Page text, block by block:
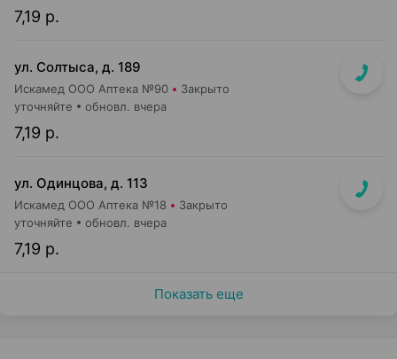
7,19 р.
ул. Солтыса, д. 189
Искамед ООО Аптека №90 Закрыто
7,19 р.
уточняйте обновл. вчера
ул. Одинцова, д. 113
Искамед ООО Аптека №18 Закрыто
7,19 р.
уточняйте обновл. вчера
Показать еще